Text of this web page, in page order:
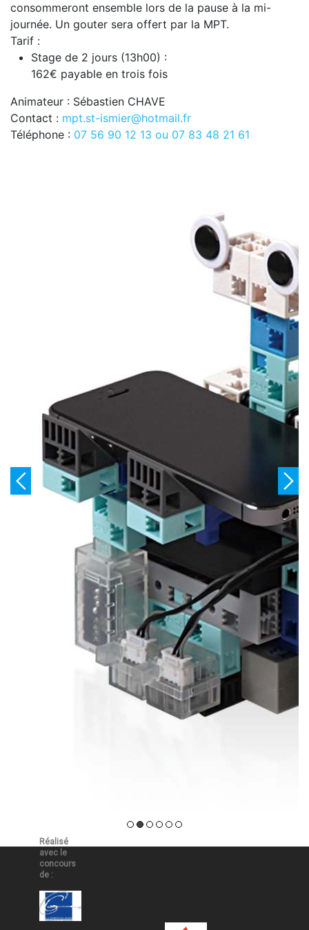
consommeront ensemble lors de la pause à la mi-
journée. Un gouter sera offert par la MPT.
Tarif :
Stage de 2 jours (13h00) :
162€ payable en trois fois
Animateur : Sébastien CHAVE
Contact : mpt.st-ismier@hotmail.fr
Téléphone : 07 56 90 12 13 ou 07 83 48 21 61
Réalisé
avec le
concours
de :